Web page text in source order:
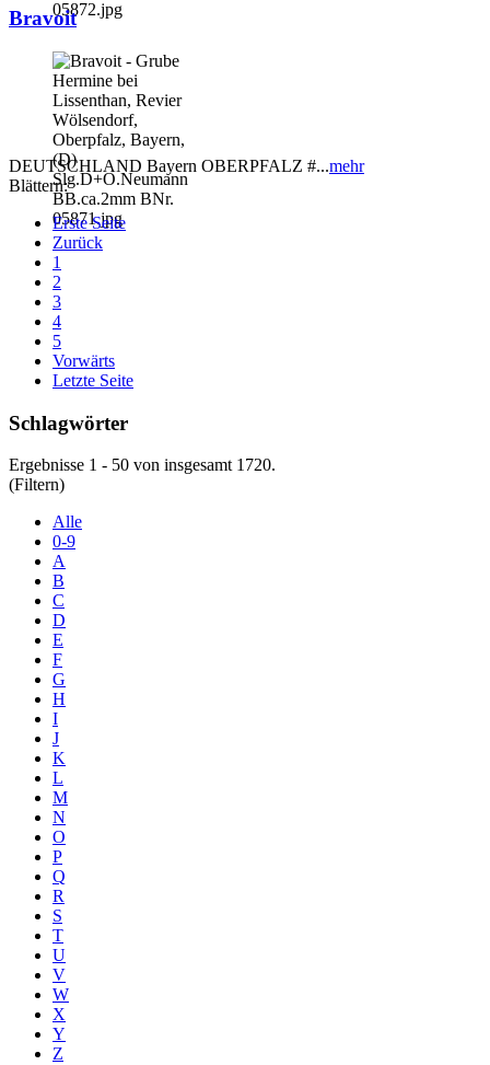
Bravoit
DEUTSCHLAND Bayern OBERPFALZ #...mehr
Blättern:
Erste Seite
Zurück
1
2
3
4
5
Vorwärts
Letzte Seite
Schlagwörter
Ergebnisse 1 - 50 von insgesamt 1720.
(Filtern)
Alle
0-9
A
B
C
D
E
F
G
H
I
J
K
L
M
N
O
P
Q
R
S
T
U
V
W
X
Y
Z